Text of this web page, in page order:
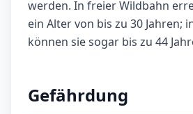
werden. In freier Wildbahn
ein Alter von bis zu 30 Jahren;
können sie sogar bis zu 44
Gefährdung